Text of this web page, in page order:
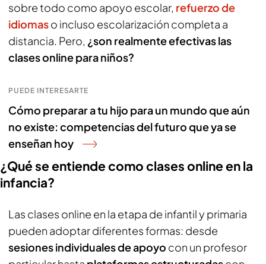
sobre todo como apoyo escolar, refuerzo de
idiomaso incluso escolarización completa a
distancia. Pero, ¿son realmente efectivas las
clases online para niños?
PUEDE INTERESARTE
Cómo preparar a tu hijo para un mundo que aún
no existe: competencias del futuro que ya se
enseñan hoy
¿Qué se entiende como clases online en la
infancia?
Las clases online en la etapa de infantil y primaria
pueden adoptar diferentes formas: desde
sesiones individuales de apoyo con un profesor